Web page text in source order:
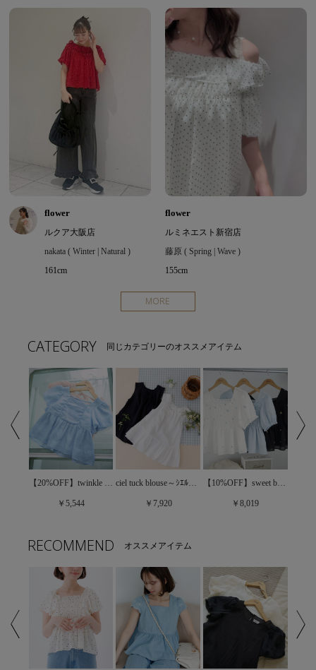
flower
ルクア大阪店
nakata ( Winter | Natural )
161cm
flower
ルミネエスト新宿店
藤原 ( Spring | Wave )
155cm
MORE
CATEGORY 同じカテゴリーのオススメアイテム
【20%OFF】twinkle gather blouse～ﾄｩｲﾝｸﾙｷﾞｬｻﾞｰﾌﾞﾗｳｽ
￥5,544
ciel tuck blouse～ｼｴﾙﾀｯｸﾌﾞﾗｳｽ
￥7,920
【10%OFF】sweet bloom blouse～ｽｳｨｰﾄﾌﾞﾙｰﾑﾌﾞﾗｳｽ
￥8,019
RECOMMEND オススメアイテム